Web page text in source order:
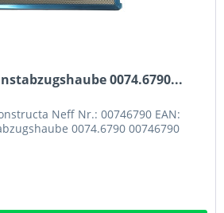
0074.6790...
Neff Nr.: 00746790 EAN:
0074.6790 00746790